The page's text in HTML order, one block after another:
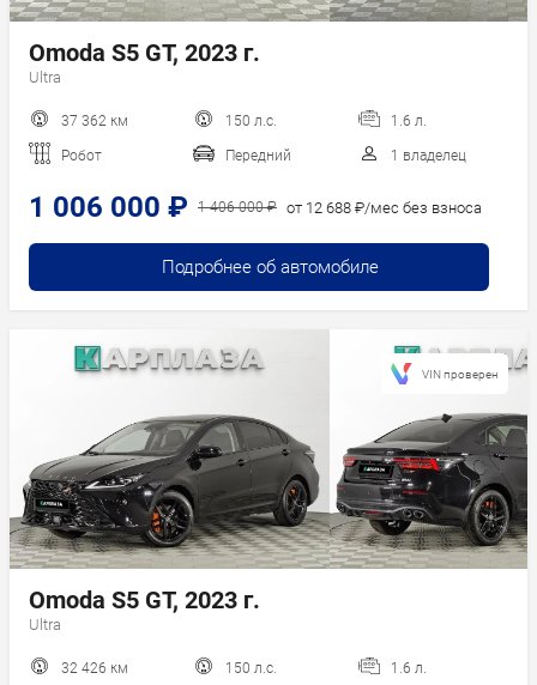
Omoda S5 GT, 2023 г.
Ultra
37 362 км 150 л.с. 1.6 л.
Робот Передний 1 владелец
1 006 000 ₽ 1 406 000 ₽ от 12 688 ₽/мес без взноса
Подробнее об автомобиле
Omoda S5 GT, 2023 г.
Ultra
32 426 км 150 л.с. 1.6 л.
VIN проверен